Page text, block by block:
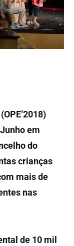
em
do
crianças
mais de
nas
de 10 mil